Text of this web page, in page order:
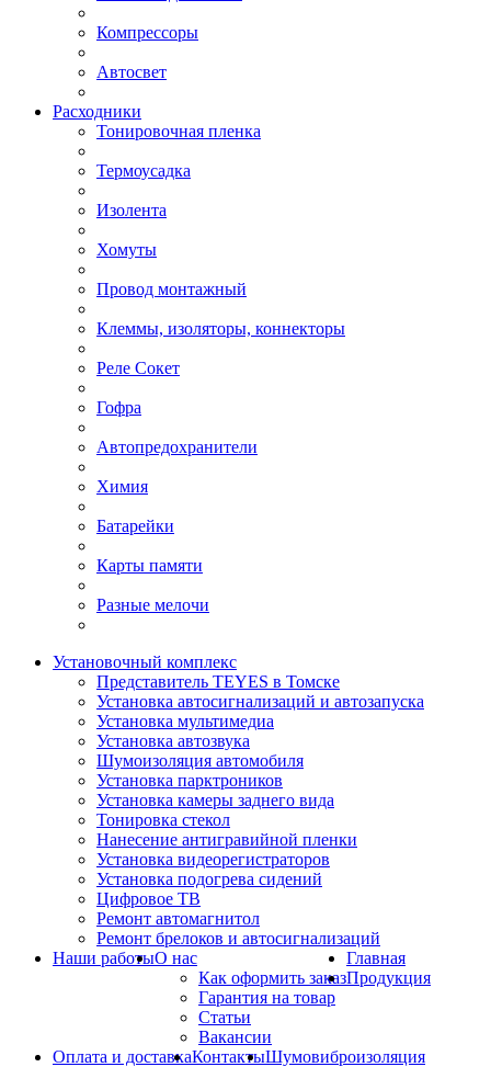
Компрессоры
Автосвет
Расходники
Тонировочная пленка
Термоусадка
Изолента
Хомуты
Провод монтажный
Клеммы, изоляторы, коннекторы
Реле Сокет
Гофра
Автопредохранители
Химия
Батарейки
Карты памяти
Разные мелочи
Установочный комплекс
Представитель TEYES в Томске
Установка автосигнализаций и автозапуска
Установка мультимедиа
Установка автозвука
Шумоизоляция автомобиля
Установка парктроников
Установка камеры заднего вида
Тонировка стекол
Нанесение антигравийной пленки
Установка видеорегистраторов
Установка подогрева сидений
Цифровое ТВ
Ремонт автомагнитол
Ремонт брелоков и автосигнализаций
Наши работыО нас
Как оформить заказ
Гарантия на товар
Статьи
Вакансии
Оплата и доставкаКонтакты
Главная
Продукция
Шумовиброизоляция